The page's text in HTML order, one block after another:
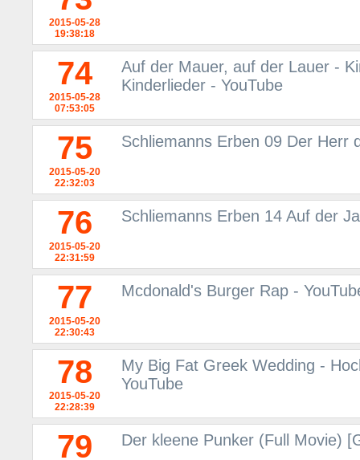
2015-05-28
19:38:18
74
2015-05-28
07:53:05
Auf der Mauer, auf der Lauer -
Kinderlieder - YouTube
75
2015-05-20
22:32:03
Schliemanns Erben 09 Der Herr
76
2015-05-20
22:31:59
Schliemanns Erben 14 Auf der
77
2015-05-20
22:30:43
Mcdonald's Burger Rap -
78
2015-05-20
22:28:39
My Big Fat Greek Wedding -
YouTube
79 Der kleene Punker (Full Movie)